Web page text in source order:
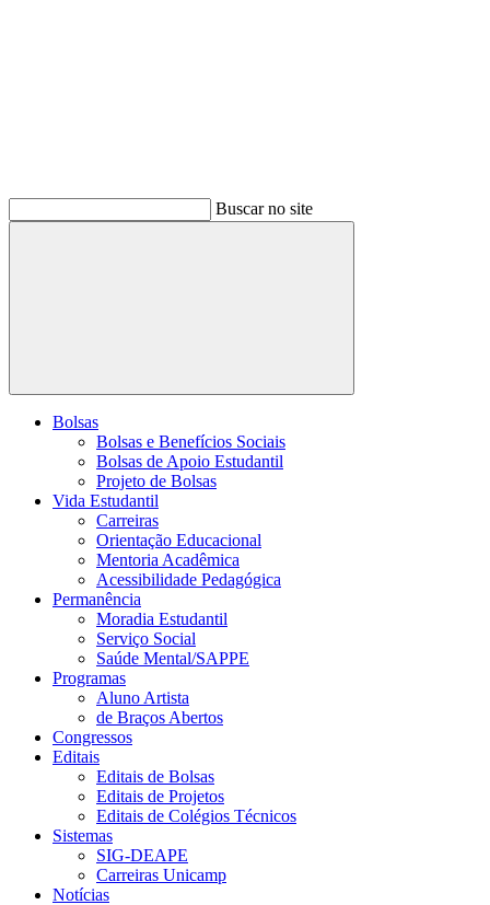
Buscar no site
Buscar
Bolsas
Bolsas e Benefícios Sociais
Bolsas de Apoio Estudantil
Projeto de Bolsas
Vida Estudantil
Carreiras
Orientação Educacional
Mentoria Acadêmica
Acessibilidade Pedagógica
Permanência
Moradia Estudantil
Serviço Social
Saúde Mental/SAPPE
Programas
Aluno Artista
de Braços Abertos
Congressos
Editais
Editais de Bolsas
Editais de Projetos
Editais de Colégios Técnicos
Sistemas
SIG-DEAPE
Carreiras Unicamp
Notícias